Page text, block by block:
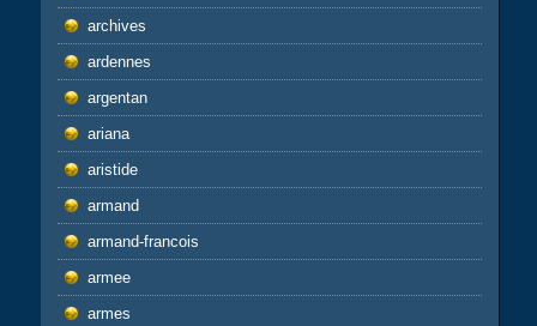
archives
ardennes
argentan
ariana
aristide
armand
armand-francois
armee
armes